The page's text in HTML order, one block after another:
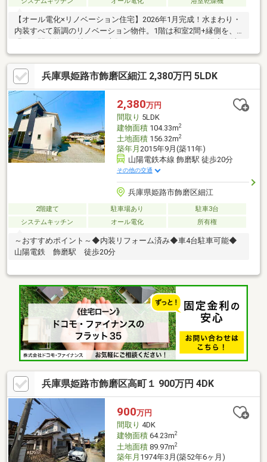
【オール電化×リノベーション住宅】2026年1月完成！水まわり・
内装すべて新調のリノベーション物件。1階は和室2間+縁側を、
面・トイレ・給湯器も新品交換で新築同様の快適さです！回遊で
きる動線設計で、LDK～洋室～WIC～廊下～LDKと行き止まりのな
い間取り。家事や日常動線がスムーズで、暮らしやすさを実感で
きます。洗面スペースも広めに確保し、朝の身支度も快適！1階に
寝室を配置すれば、老後も平屋感覚で過ごせる間取りです！2階部
分はお客様の好きなようにリフォームができます！14帖の1部屋
にするのもいいですね！
兵庫県姫路市飾磨区細江 2,380万円 5LDK
2,380万円
間取り 5LDK
建物面積104.33m2
土地面積156.32m2
築年月 2015年9月(築11年)
山陽電鉄本線 飾磨駅 徒歩20分
その他の交通
兵庫県姫路市飾磨区細江
2階建て 駐車場あり
駐車3台
システムキッチン
オール電化 所有権
～おすすめポイント～◆内装リフォーム済み◆車4台駐車可能◆
山陽電鉄 飾磨駅 徒歩20分
兵庫県姫路市飾磨区高町１ 900万円 4DK
900万円
間取り 4DK
建物面積64.23m2
土地面積89.97m2
築年月 1974年3月(築52年6ヶ月)